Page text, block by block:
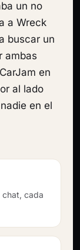
un no
a Wreck
buscar un
ambas
en
al lado
en el
chat, cada